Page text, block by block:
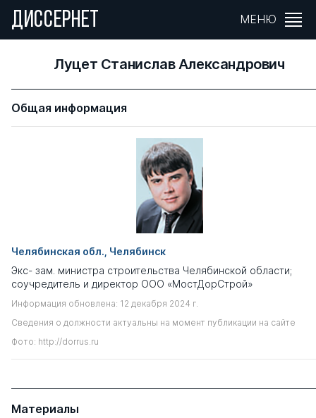
ДИССЕРНЕТ МЕНЮ
Луцет Станислав Александрович
Общая информация
Челябинская обл., Челябинск
Экс- зам. министра строительства Челябинской области;
соучредитель и директор ООО «МостДорСтрой»
Информация обновлена: 12 декабря 2024 г.
Сведения о должности актуальны на момент публикации на сайте
Фото: http://dorrus.ru
Материалы